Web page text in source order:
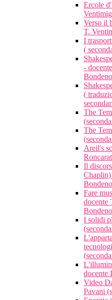
Ercole
Verso il
T.
I
(
-
(
The
The
Areil's
Il
Chaplin)
Fare
docente
I solidi
docente
Video
Pavani